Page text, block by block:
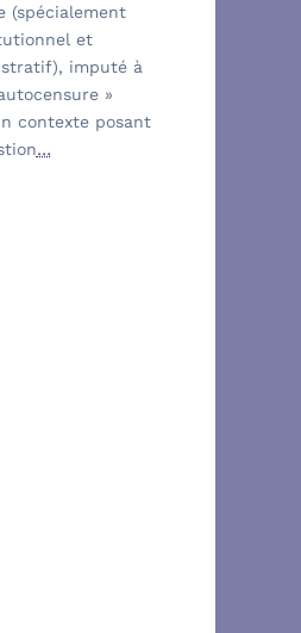
(spécialement
et
imputé à
»
contexte posant
…